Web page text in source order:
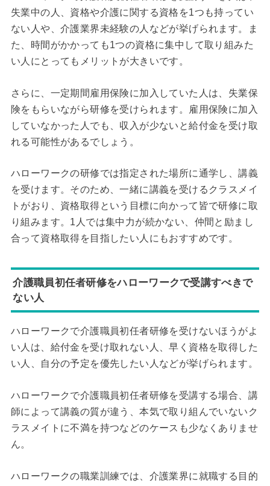
失業中の人、資格や介護に関する資格を1つも持ってい
ない人や、介護業界未経験の人などが挙げられます。ま
た、時間がかかっても1つの資格に集中して取り組みた
い人にとってもメリットが大きいです。
さらに、一定期間雇用保険に加入していた人は、失業保
険をもらいながら研修を受けられます。雇用保険に加入
していなかった人でも、収入が少ないと給付金を受け取
れる可能性があるでしょう。
ハローワークの研修では指定された場所に通学し、講義
を受けます。そのため、一緒に講義を受けるクラスメイ
トがおり、資格取得という目標に向かって皆で研修に取
り組みます。1人では集中力が続かない、仲間と励まし
合って資格取得を目指したい人にもおすすめです。
介護職員初任者研修をハローワークで受講すべきで
ない人
ハローワークで介護職員初任者研修を受けないほうがよ
い人は、給付金を受け取れない人、早く資格を取得した
い人、自分の予定を優先したい人などが挙げられます。
ハローワークで介護職員初任者研修を受講する場合、講
師によって講義の質が違う、本気で取り組んでいないク
ラスメイトに不満を持つなどのケースも少なくありませ
ん。
ハローワークの職業訓練では、介護業界に就職する目的